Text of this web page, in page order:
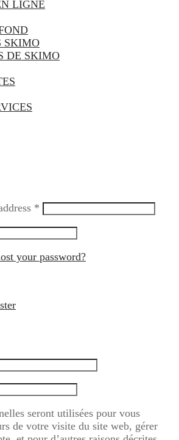
LIGNE
SKIMO
DE SKIMO
*
your password?
seront utilisées pour vous
de votre visite du site web, gérer